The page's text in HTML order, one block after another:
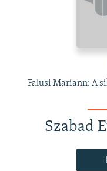
Falusi Mariann: A
Szabad